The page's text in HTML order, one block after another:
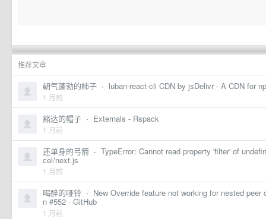
推荐文章
朝气蓬勃的柿子 · luban-react-cli CDN by jsDelivr - A CDN for
1 月前
豁达的帽子 · Externals - Rspack
1 月前
还单身的弓箭 · TypeError: Cannot read property 'filter' of
cel/next.js
1 月前
喝醉的哑铃 · New Override feature not working for nested peer
n #552 · GitHub
1 月前